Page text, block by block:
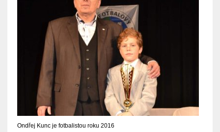
Ondřej Kunc je fotbalistou roku 2016